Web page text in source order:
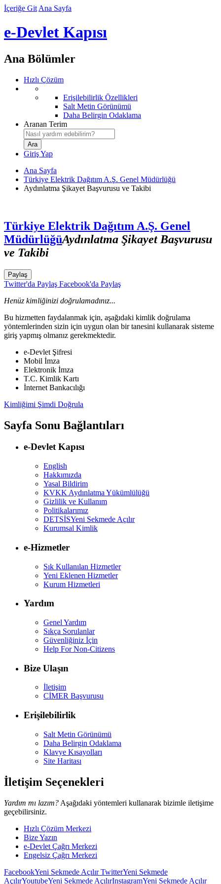
İçeriğe Git Ana Sayfa
e-Devlet Kapısı
Ana Bölümler
Hızlı Çözüm
Erişilebilirlik Özellikleri
Salt Metin Görünümü
Daha Belirgin Odaklama
Aranan Terim
Giriş Yap
Ana Sayfa
Türkiye Elektrik Dağıtım A.Ş. Genel Müdürlüğü
Aydınlatma Şikayet Başvurusu ve Takibi
Türkiye Elektrik Dağıtım A.Ş. Genel
MüdürlüğüAydınlatma Şikayet Başvurusu
ve Takibi
Paylaş
Twitter'da Paylaş Facebook'da Paylaş
Henüz kimliğinizi doğrulamadınız...
Bu hizmetten faydalanmak için, aşağıdaki kimlik doğrulama
yöntemlerinden sizin için uygun olan bir tanesini kullanarak sisteme
giriş yapmış olmanız gerekmektedir.
e-Devlet Şifresi
Mobil İmza
Elektronik İmza
T.C. Kimlik Kartı
İnternet Bankacılığı
Kimliğimi Şimdi Doğrula
Sayfa Sonu Bağlantıları
e-Devlet Kapısı
English
Hakkımızda
Yasal Bildirim
KVKK Aydınlatma Yükümlülüğü
Gizlilik ve Kullanım
Politikalarımız
DETSİSYeni Sekmede Açılır
Kurumsal Kimlik
e-Hizmetler
Sık Kullanılan Hizmetler
Yeni Eklenen Hizmetler
Kurum Hizmetleri
Yardım
Genel Yardım
Sıkça Sorulanlar
Güvenliğiniz İçin
Help For Non-Citizens
Bize Ulaşın
İletişim
CİMER Başvurusu
Erişilebilirlik
Salt Metin Görünümü
Daha Belirgin Odaklama
Klavye Kısayolları
Site Haritası
İletişim Seçenekleri
Yardım mı lazım? Aşağıdaki yöntemleri kullanarak bizimle iletişime
geçebilirsiniz.
Hızlı Çözüm Merkezi
Bize Yazın
e-Devlet Çağrı Merkezi
Engelsiz Çağrı Merkezi
FacebookYeni Sekmede AçılırTwitterYeni Sekmede
AçılırYoutubeYeni Sekmede AçılırInstagramYeni Sekmede Açılır